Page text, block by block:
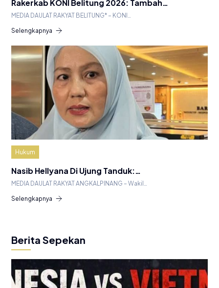
Rakerkab KONI Belitung 2026: Tambah…
MEDIA DAULAT RAKYAT BELITUNG* – KONI…
Selengkapnya
Hukum
Nasib Hellyana Di Ujung Tanduk:…
MEDIA DAULAT RAKYAT ANGKALPINANG – Wakil…
Selengkapnya
Berita Sepekan